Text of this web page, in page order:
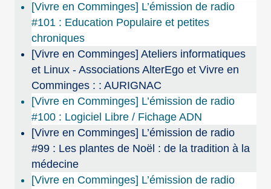
[Vivre en Comminges] L’émission de radio
#101 : Education Populaire et petites
chroniques
[Vivre en Comminges] Ateliers informatiques
et Linux - Associations AlterEgo et Vivre en
Comminges : : AURIGNAC
[Vivre en Comminges] L’émission de radio
#100 : Logiciel Libre / Fichage ADN
[Vivre en Comminges] L’émission de radio
#99 : Les plantes de Noël : de la tradition à la
médecine
[Vivre en Comminges] L’émission de radio